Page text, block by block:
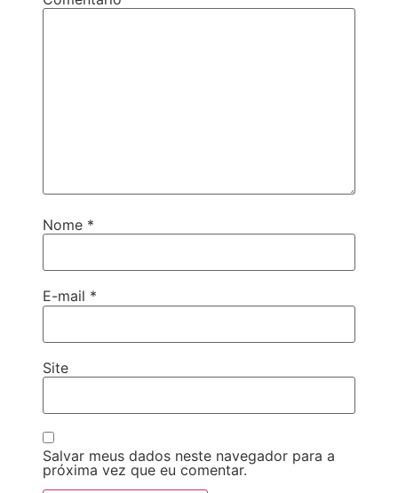
Nome *
E-mail *
Site
Salvar meus dados neste navegador para a
próxima vez que eu comentar.